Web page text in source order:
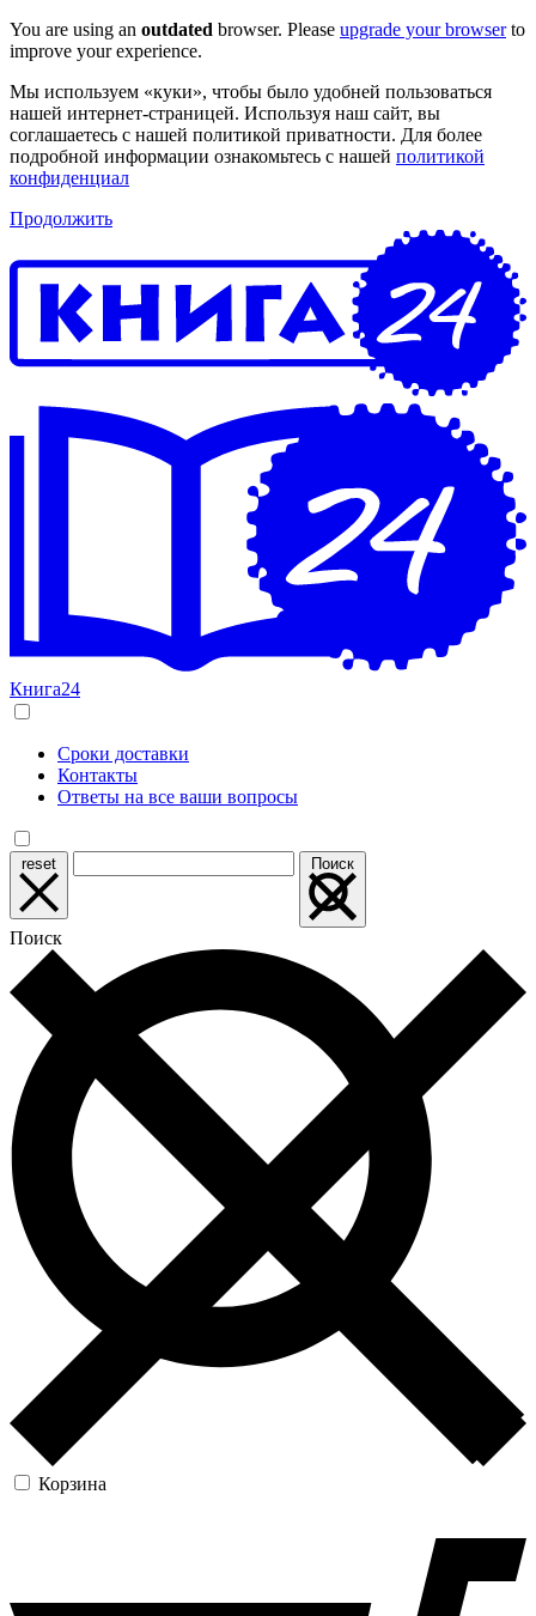
You are using an outdated browser. Please upgrade your browserto
improve your experience.
Мы используем «куки», чтобы было удобней пользоваться
нашей интернет-страницей. Используя наш сайт, вы
соглашаетесь с нашей политикой приватности. Для более
подробной информации ознакомьтесь с нашей политикой
конфиденциал
Продолжить
Книга24
Сроки доставки
Контакты
Ответы на все ваши вопросы
reset Поиск
Поиск
Корзина